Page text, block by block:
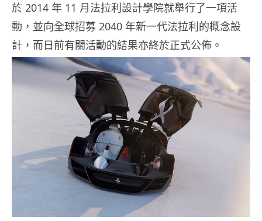
於 2014 年 11 月法拉利設計學院就舉行了一項活
動，並向全球招募 2040 年新一代法拉利的概念設
計，而日前有關活動的結果亦終於正式公佈。